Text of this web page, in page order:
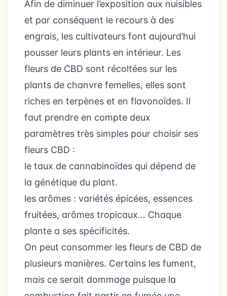
Afin de diminuer l’exposition aux nuisibles
et par conséquent le recours à des
engrais, les cultivateurs font aujourd’hui
pousser leurs plants en intérieur. Les
fleurs de CBD sont récoltées sur les
plants de chanvre femelles, elles sont
riches en terpènes et en flavonoïdes. Il
faut prendre en compte deux
paramètres très simples pour choisir ses
fleurs CBD :
le taux de cannabinoïdes qui dépend de
la génétique du plant.
les arômes : variétés épicées, essences
fruitées, arômes tropicaux… Chaque
plante a ses spécificités.
On peut consommer les fleurs de CBD de
plusieurs manières. Certains les fument,
mais ce serait dommage puisque la